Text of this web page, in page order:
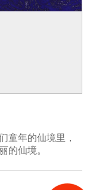
童年的仙境里，
的仙境。